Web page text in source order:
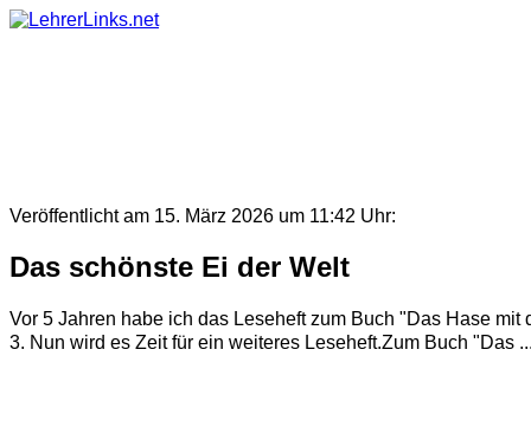
Skip
Veröffentlicht am 15. März 2026 um 11:42 Uhr:
Das schönste Ei der Welt
Vor 5 Jahren habe ich das Leseheft zum Buch "Das Hase
3. Nun wird es Zeit für ein weiteres Leseheft.Zum Buch "Das